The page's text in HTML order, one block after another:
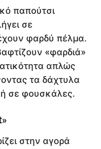
παπούτσι
σε
φαρδύ πέλμα.
«φαρδιά»
απλώς
τα δάχτυλα
σε φουσκάλες.
στην αγορά